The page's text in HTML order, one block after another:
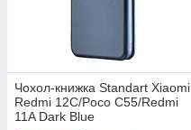
Чохол-книжка Standart Xiaomi
Redmi 12C/Poco C55/Redmi
11A Dark Blue